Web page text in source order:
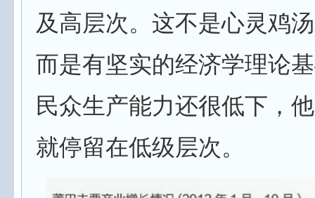
及高层次。这不是心灵鸡
而是有坚实的经济学理论
民众生产能力还很低下，
就停留在低级层次。